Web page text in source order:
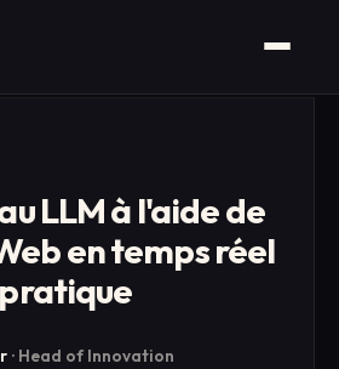
LLM à l'aide de
en temps réel
· Head of Innovation